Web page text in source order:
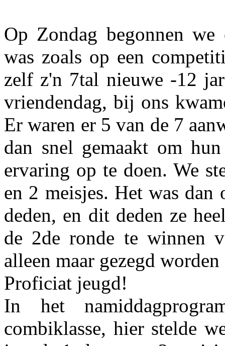
Op Zondag begonnen
was zoals op een
zelf z'n 7tal nieuwe -12
vriendendag, bij ons
Er waren er 5 van de 7
dan snel gemaakt om
ervaring op te doen. We
en 2 meisjes. Het was
deden, en dit deden ze
de 2de ronde te winnen
alleen maar gezegd
Proficiat jeugd!
In het
combiklasse, hier stelde